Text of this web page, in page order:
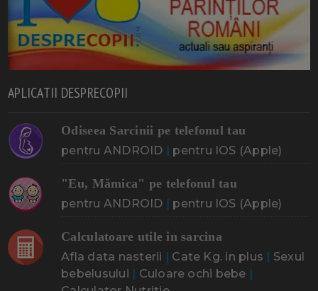
APLICATII DESPRECOPII
Odiseea Sarcinii pe telefonul tau
pentru ANDROID | pentru IOS (Apple)
"Eu, Mămica" pe telefonul tau
pentru ANDROID | pentru IOS (Apple)
Calculatoare utile in sarcina
Afla data nasterii | Cate Kg. in plus | Sexul
bebelusului | Culoare ochi bebe |